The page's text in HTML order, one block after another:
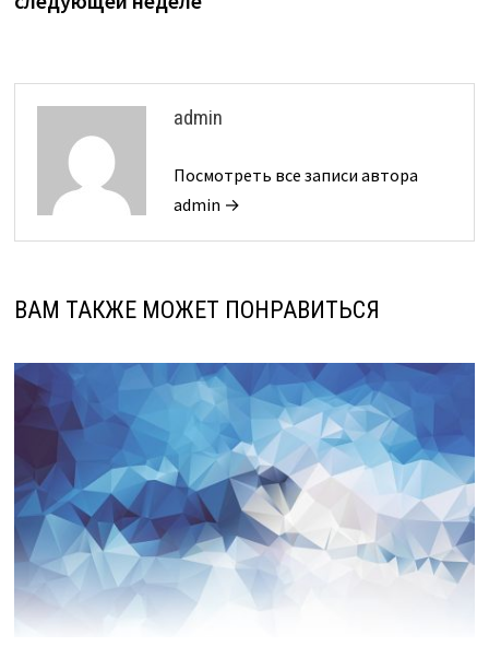
admin
Посмотреть все записи автора
admin →
ВАМ ТАКЖЕ МОЖЕТ ПОНРАВИТЬСЯ